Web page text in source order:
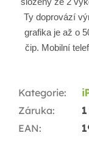
Ty doprovází
grafika je až o
čip. Mobilní
Kategorie:
Záruka:
EAN: